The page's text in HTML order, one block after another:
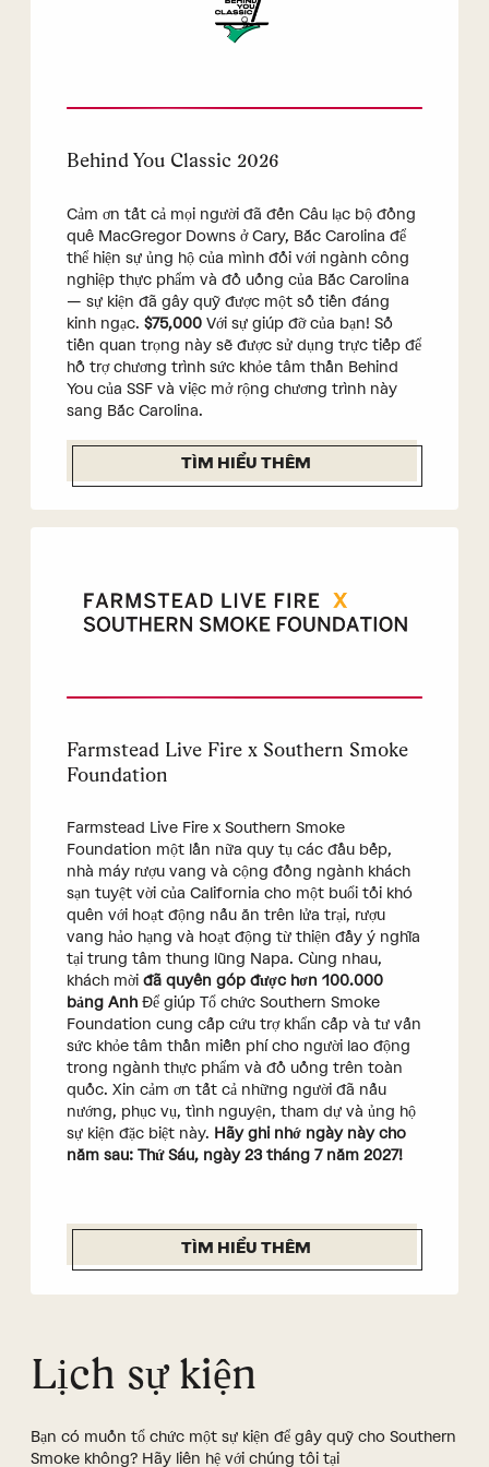
Behind You Classic 2026
Cảm ơn tất cả mọi người đã đến Câu lạc bộ đồng
quê MacGregor Downs ở Cary, Bắc Carolina để
thể hiện sự ủng hộ của mình đối với ngành công
nghiệp thực phẩm và đồ uống của Bắc Carolina
— sự kiện đã gây quỹ được một số tiền đáng
kinh ngạc. $75,000 Với sự giúp đỡ của bạn! Số
tiền quan trọng này sẽ được sử dụng trực tiếp để
hỗ trợ chương trình sức khỏe tâm thần Behind
You của SSF và việc mở rộng chương trình này
sang Bắc Carolina.
TÌM HIỂU THÊM
Farmstead Live Fire x Southern Smoke
Foundation
Farmstead Live Fire x Southern Smoke
Foundation một lần nữa quy tụ các đầu bếp,
nhà máy rượu vang và cộng đồng ngành khách
sạn tuyệt vời của California cho một buổi tối khó
quên với hoạt động nấu ăn trên lửa trại, rượu
vang hảo hạng và hoạt động từ thiện đầy ý nghĩa
tại trung tâm thung lũng Napa. Cùng nhau,
khách mời đã quyên góp được hơn 100.000
bảng AnhĐể giúp Tổ chức Southern Smoke
Foundation cung cấp cứu trợ khẩn cấp và tư vấn
sức khỏe tâm thần miễn phí cho người lao động
trong ngành thực phẩm và đồ uống trên toàn
quốc. Xin cảm ơn tất cả những người đã nấu
nướng, phục vụ, tình nguyện, tham dự và ủng hộ
sự kiện đặc biệt này. Hãy ghi nhớ ngày này cho
năm sau: Thứ Sáu, ngày 23 tháng 7 năm 2027!
TÌM HIỂU THÊM
Lịch sự kiện
Bạn có muốn tổ chức một sự kiện để gây quỹ cho Southern
Smoke không? Hãy liên hệ với chúng tôi tại